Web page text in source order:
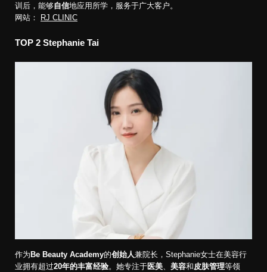
训后，能够自信地应用所学，服务于广大客户。
网站： RJ CLINIC
TOP 2 Stephanie Tai
作为 Be Beauty Academy的创始人兼院长，Stephanie女士在美容行
业拥有超过20年的丰富经验。她专注于医美、 美容和皮肤管理等领